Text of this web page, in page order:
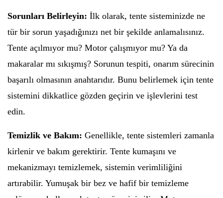
Sorunları Belirleyin: İlk olarak, tente sisteminizde ne
tür bir sorun yaşadığınızı net bir şekilde anlamalısınız.
Tente açılmıyor mu? Motor çalışmıyor mu? Ya da
makaralar mı sıkışmış? Sorunun tespiti, onarım sürecinin
başarılı olmasının anahtarıdır. Bunu belirlemek için tente
sistemini dikkatlice gözden geçirin ve işlevlerini test
edin.
Temizlik ve Bakım: Genellikle, tente sistemleri zamanla
kirlenir ve bakım gerektirir. Tente kumaşını ve
mekanizmayı temizlemek, sistemin verimliliğini
artırabilir. Yumuşak bir bez ve hafif bir temizleme